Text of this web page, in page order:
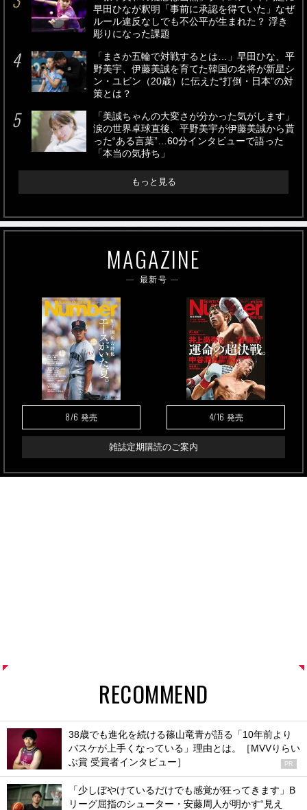
早田ひなが釈明「事前に承認を得ていた」なぜ
ルール違反なしでも不公平が生まれた？ 浮き
彫りになった課題
「まさか五輪で対戦するとは…」早田ひな、平
野美宇、伊藤美誠を育てた韓国の名将が新星シ
ン・ユビン（20歳）に伝えた“打倒・日本”の対
策とは？
「美誠ちゃんの大変さが分かった気がします」
涙の世界卓球直後、平野美宇が伊藤美誠から貰
った“ある言葉”…60分インタビューで語った
「本当の気持ち」
もっと見る
MAGAZINE
最新号
8/6 発売 4/16 発売
雑誌定期購読のご案内
RECOMMEND
38歳でも進化を続ける篠山竜青が語る「10年前より
バスケが上手くなっている」理由とは。［MVVりらい
ぶ賞 受賞者インタビュー］
PR
「少しぼやけているだけでも感覚が狂ってきます」B
リーグ屈指のシューター・安藤周人が明かす“見え